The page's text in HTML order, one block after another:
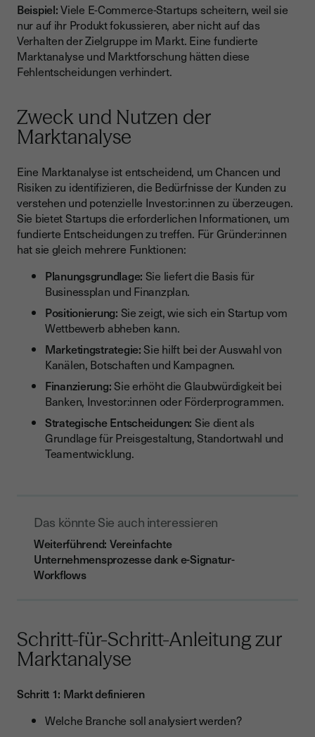
Beispiel:Viele E-Commerce-Startups scheitern, weil sie
nur auf ihr Produkt fokussieren, aber nicht auf das
Verhalten der Zielgruppe im Markt. Eine fundierte
Marktanalyse und Marktforschung hätten diese
Fehlentscheidungen verhindert.
Zweck und Nutzen der
Marktanalyse
Eine Marktanalyse ist entscheidend, um Chancen und
Risiken zu identifizieren, die Bedürfnisse der Kunden zu
verstehen und potenzielle Investor:innen zu überzeugen.
Sie bietet Startups die erforderlichen Informationen, um
fundierte Entscheidungen zu treffen. Für Gründer:innen
hat sie gleich mehrere Funktionen:
Planungsgrundlage: Sie liefert die Basis für
Businessplan und Finanzplan.
Positionierung: Sie zeigt, wie sich ein Startup vom
Wettbewerb abheben kann.
Marketingstrategie:Sie hilft bei der Auswahl von
Kanälen, Botschaften und Kampagnen.
Finanzierung:Sie erhöht die Glaubwürdigkeit bei
Banken, Investor:innen oder Förderprogrammen.
Strategische Entscheidungen: Sie dient als
Grundlage für Preisgestaltung, Standortwahl und
Teamentwicklung.
Das könnte Sie auch interessieren
Weiterführend: Vereinfachte
Unternehmensprozesse dank e-Signatur-
Workflows
Schritt-für-Schritt-Anleitung zur
Marktanalyse
Schritt 1: Markt definieren
Welche Branche soll analysiert werden?